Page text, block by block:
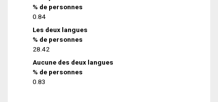
% de personnes
0.84
Les deux langues
% de personnes
28.42
Aucune des deux langues
% de personnes
0.83